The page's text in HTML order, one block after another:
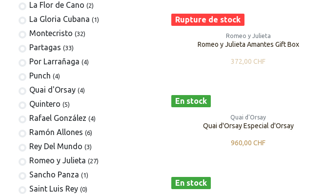
La Flor de Cano (2)
La Gloria Cubana (1)
Montecristo (32)
Partagas (33)
Por Larrañaga (4)
Punch (4)
Quai d'Orsay (4)
Quintero (5)
Rafael González (4)
Ramón Allones (6)
Rey Del Mundo (3)
Romeo y Julieta (27)
Sancho Panza (1)
Saint Luis Rey (0)
Rupture de stock
Romeo y Julieta
Romeo y Julieta Amantes Gift Box
372,00 CHF
En stock
Quai d'Orsay
Quai d'Orsay Especial d'Orsay
960,00 CHF
En stock